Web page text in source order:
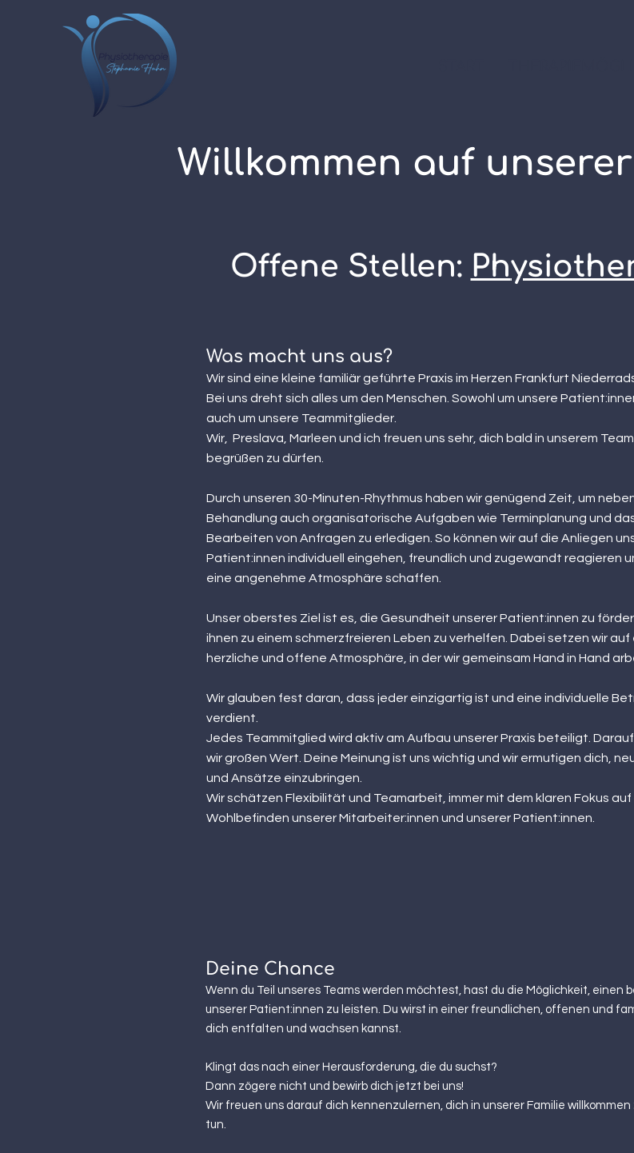
Willkommen auf
Offene Stellen: Ph
Was macht uns aus?
Wir sind eine kleine familiär geführte Praxis im Herzen Frankfurt
Bei uns dreht sich alles um den Menschen. Sowohl um unsere
auch um unsere Teammitglieder.
Wir,
Preslava, Marleen und ich freuen uns sehr dich bald in unserem Team
begrüßen zu dürfen.
Durch unseren 30-Minuten-Rhythmus haben wir genügend Zeit, um
Behandlung auch organisatorische Aufgaben wie Terminplanung und
Bearbeiten von Anfragen zu erledigen. So können wir auf die Anliegen
Patient:innen individuell eingehen, freundlich und zugewandt reagieren
eine angenehme Atmosphäre schaffen.
Unser oberstes Ziel ist es, die Gesundheit unserer Patient:innen zu
ihnen zu einem schmerzfreieren Leben zu verhelfen. Dabei setzen wir auf
herzliche und offene Atmosphäre, in der wir gemeinsam Hand in Hand
Wir glauben fest daran, dass jeder einzigartig ist und eine individuelle
verdient.
Jedes Teammitglied wird aktiv am Aufbau unserer Praxis beteiligt.
wir großen Wert. Deine Meinung ist uns wichtig und wir ermutigen dich,
und Ansätze einzubringen.
Wir schätzen Flexibilität und Teamarbeit, immer mit dem klaren Fokus auf
Wohlbefinden unserer Mitarbeiter:innen und unserer Patient:innen.
Deine Chance
Wenn du Teil unseres Teams werden möchtest, hast du die Möglichkeit, einen
unserer Patient:innen zu leisten. Du wirst in einer freundlichen, offenen und
dich entfalten und wachsen kannst.
Klingt das nach einer Herausforderung, die du suchst?
Dann zögere nicht und bewirb dich jetzt bei uns!
Wir freuen uns darauf dich kennenzulernen, dich in unserer Familie
tun.